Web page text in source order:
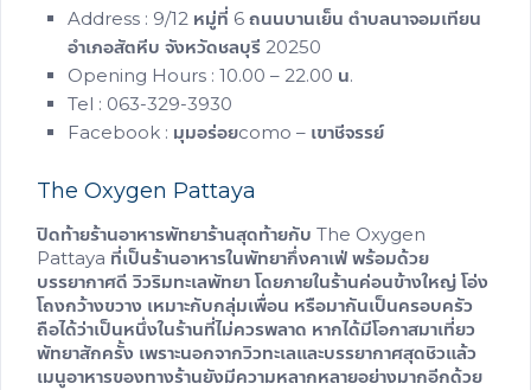
Address : 9/12 หมู่ที่ 6 ถนนบานเย็น ตำบลนาจอมเทียน
อำเภอสัตหีบ จังหวัดชลบุรี 20250
Opening Hours : 10.00 – 22.00 น.
Tel : 063-329-3930
Facebook : มุมอร่อยcomo – เขาชีจรรย์
The Oxygen Pattaya
ปิดท้ายร้านอาหารพัทยาร้านสุดท้ายกับ The Oxygen
Pattaya ที่เป็นร้านอาหารในพัทยากึ่งคาเฟ่ พร้อมด้วย
บรรยากาศดี วิวริมทะเลพัทยา โดยภายในร้านค่อนข้างใหญ่ โอ่ง
โถงกว้างขวาง เหมาะกับกลุ่มเพื่อน หรือมากันเป็นครอบครัว
ถือได้ว่าเป็นหนึ่งในร้านที่ไม่ควรพลาด หากได้มีโอกาสมาเที่ยว
พัทยาสักครั้ง เพราะนอกจากวิวทะเลและบรรยากาศสุดชิวแล้ว
เมนูอาหารของทางร้านยังมีความหลากหลายอย่างมากอีกด้วย